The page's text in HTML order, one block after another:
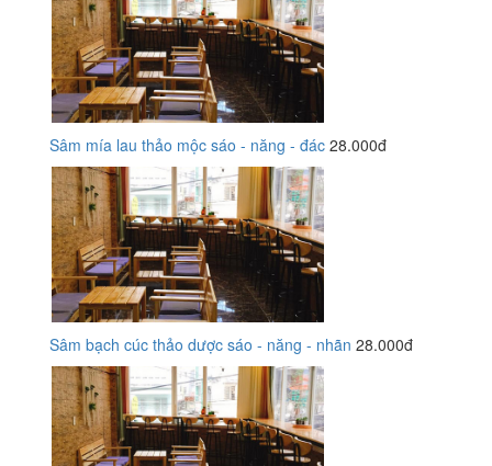
Sâm mía lau thảo mộc sáo - năng - đác 28.000đ
Sâm bạch cúc thảo dược sáo - năng - nhãn 28.000đ